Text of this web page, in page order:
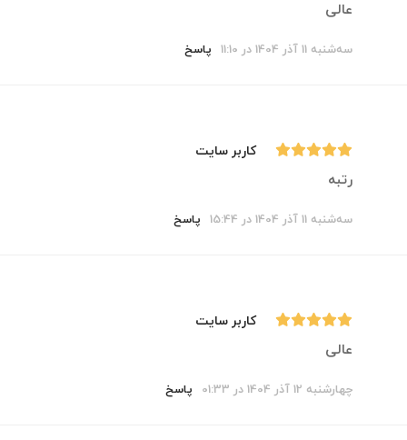
عالی
سه‌شنبه 11 آذر 1404 در 11:10 پاسخ
کاربر سایت
رتبه
سه‌شنبه 11 آذر 1404 در 15:44 پاسخ
کاربر سایت
عالی
چهارشنبه 12 آذر 1404 در 01:33 پاسخ